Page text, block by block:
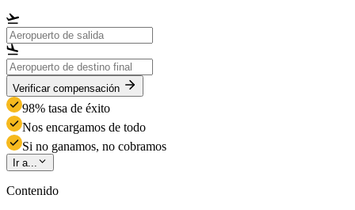
Verificar compensación
98% tasa de éxito
Nos encargamos de todo
Si no ganamos, no cobramos
Ir a...
Contenido